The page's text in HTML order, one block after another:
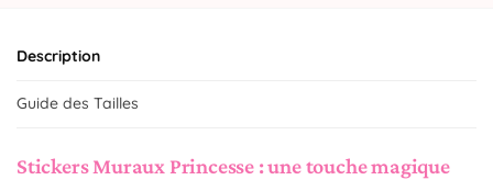
Description
Guide des Tailles
Stickers Muraux Princesse : une touche magique